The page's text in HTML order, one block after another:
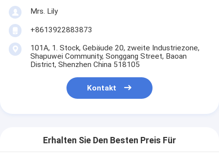
Mrs. Lily
+8613922883873
101A, 1. Stock, Gebäude 20, zweite Industriezone,
Shapuwei Community, Songgang Street, Baoan
District, Shenzhen China 518105
Kontakt
Erhalten Sie Den Besten Preis Für